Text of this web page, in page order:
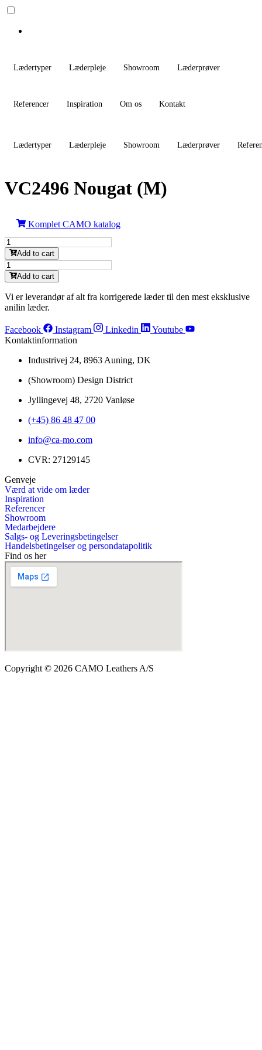
Lædertyper Læderpleje Showroom Læderprøver
Referencer Inspiration Om os Kontakt
Lædertyper Læderpleje Showroom Læderprøver
VC2496 Nougat (M)
Komplet CAMO katalog
VC2496
Nougat
(M)
antal
Add to cart
VC2496
Nougat
(M)
antal
Add to cart
Vi er leverandør af alt fra korrigerede læder til den mest eksklusive
anilin læder.
Facebook Instagram Linkedin
Youtube
Kontaktinformation
Industrivej 24, 8963 Auning, DK
(Showroom) Design District
Jyllingevej 48, 2720 Vanløse
(+45) 86 48 47 00
info@ca-mo.com
CVR: 27129145
Genveje
Værd at vide om læder
Inspiration
Referencer
Showroom
Medarbejdere
Salgs- og Leveringsbetingelser
Handelsbetingelser og persondatapolitik
Find os her
Copyright © 2026 CAMO Leathers A/S